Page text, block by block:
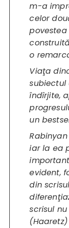
m-a
celor
o
Viaţa
subiectul
îndîrjite,
un
iar la ea
evident,
din
scrisul
(Haaretz)